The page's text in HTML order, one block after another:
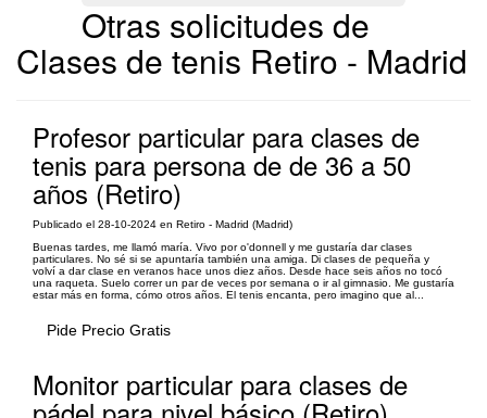
Otras solicitudes de
Clases de tenis Retiro - Madrid
Profesor particular para clases de
tenis para persona de de 36 a 50
años (Retiro)
Publicado el 28-10-2024 en Retiro - Madrid (Madrid)
Buenas tardes, me llamó maría. Vivo por o'donnell y me gustaría dar clases
particulares. No sé si se apuntaría también una amiga. Di clases de pequeña y
volví a dar clase en veranos hace unos diez años. Desde hace seis años no tocó
una raqueta. Suelo correr un par de veces por semana o ir al gimnasio. Me gustaría
estar más en forma, cómo otros años. El tenis encanta, pero imagino que al...
Pide Precio Gratis
Monitor particular para clases de